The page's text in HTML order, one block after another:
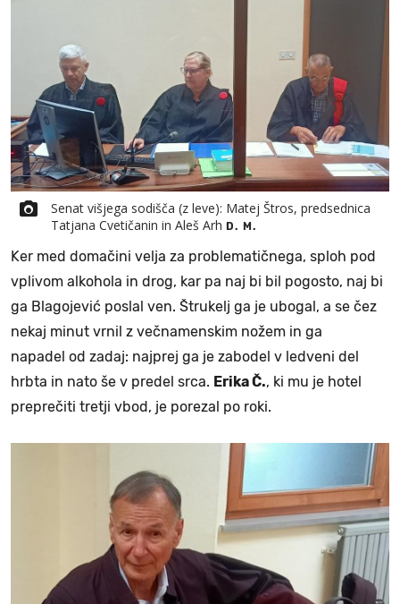
Senat višjega sodišča (z leve): Matej Štros, predsednica
Tatjana Cvetičanin in Aleš Arh D. M.
Ker med domačini velja za problematičnega, sploh pod
vplivom alkohola in drog, kar pa naj bi bil pogosto, naj bi
ga Blagojević poslal ven. Štrukelj ga je ubogal, a se čez
nekaj minut vrnil z večnamenskim nožem in ga
napadel od zadaj: najprej ga je zabodel v ledveni del
hrbta in nato še v predel srca. Erika Č., ki mu je hotel
preprečiti tretji vbod, je porezal po roki.